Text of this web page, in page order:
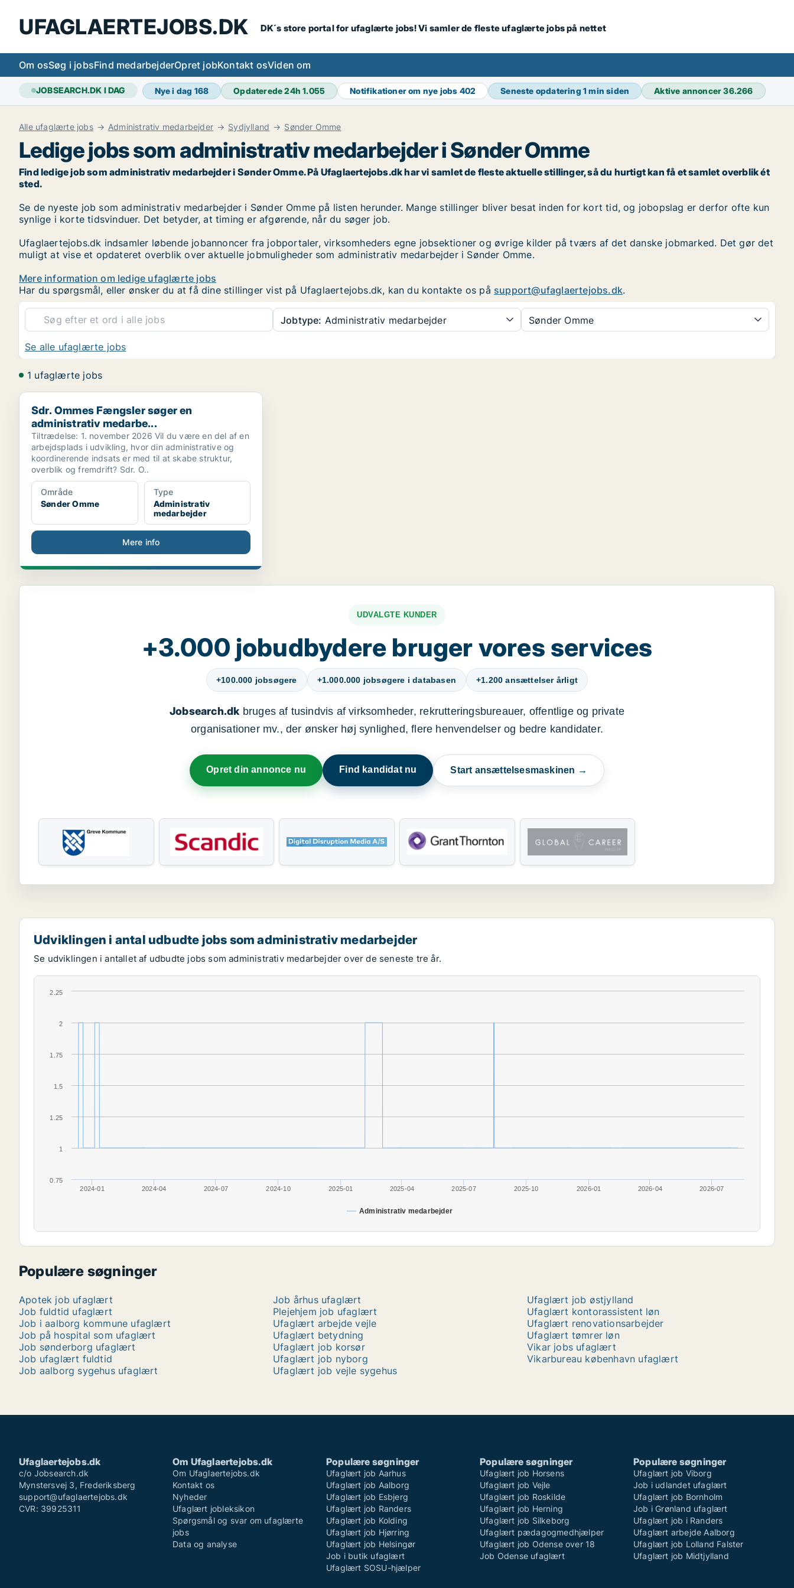
UFAGLAERTEJOBS.DK DK´s store portal for ufaglærte jobs! Vi samler de fleste ufaglærte jobs på nettet
Om osSøg i jobsFind medarbejderOpret jobKontakt osViden om
JOBSEARCH.DK I DAG Nye i dag 168 Opdaterede 24h1.055 Notifikationer om nye jobs 402 Seneste opdatering1 min siden Aktive annoncer36.266
Alle ufaglærte jobs Administrativ medarbejder Sydjylland Sønder Omme
Ledige jobs som administrativ medarbejder i Sønder Omme
Find ledige job som administrativ medarbejder i Sønder Omme. På Ufaglaertejobs.dk har vi samlet de fleste aktuelle stillinger, så du hurtigt kan få et samlet overblik ét
sted.
Se de nyeste job som administrativ medarbejder i Sønder Omme på listen herunder. Mange stillinger bliver besat inden for kort tid, og jobopslag er derfor ofte kun
synlige i korte tidsvinduer. Det betyder, at timing er afgørende, når du søger job.
Ufaglaertejobs.dk indsamler løbende jobannoncer fra jobportaler, virksomheders egne jobsektioner og øvrige kilder på tværs af det danske jobmarked. Det gør det
muligt at vise et opdateret overblik over aktuelle jobmuligheder som administrativ medarbejder i Sønder Omme.
Mere information om ledige ufaglærte jobs
Har du spørgsmål, eller ønsker du at få dine stillinger vist på Ufaglaertejobs.dk, kan du kontakte os på support@ufaglaertejobs.dk.
Jobtype: Administrativ medarbejder Sønder Omme
Se alle ufaglærte jobs
1 ufaglærte jobs
Sdr. Ommes Fængsler søger en administrativ medarbe...
Sdr. Ommes Fængsler søger en
administrativ medarbe...
Tiltrædelse: 1. november 2026 Vil du være en del af en
arbejdsplads i udvikling, hvor din administrative og
koordinerende indsats er med til at skabe struktur,
overblik og fremdrift? Sdr. O..
Område
Sønder Omme
Type
Administrativ
medarbejder
Mere info
UDVALGTE KUNDER
+3.000 jobudbydere bruger vores services
+100.000 jobsøgere +1.000.000 jobsøgere i databasen +1.200 ansættelser årligt
Jobsearch.dkbruges af tusindvis af virksomheder, rekrutteringsbureauer, offentlige og private
organisationer mv., der ønsker høj synlighed, flere henvendelser og bedre kandidater.
Opret din annonce nu Find kandidat nu Start ansættelsesmaskinen →
Udviklingen i antal udbudte jobs som administrativ medarbejder
Se udviklingen i antallet af udbudte jobs som administrativ medarbejder over de seneste tre år.
Administrativ medarbejder
2024-01 2024-04 2024-07 2024-10 2025-01 2025-04 2025-07 2025-10 2026-01 2026-04 2026-07
1
2
0.75
1.25
1.5
1.75
2.25
Populære søgninger
Apotek job ufaglært
Job fuldtid ufaglært
Job i aalborg kommune ufaglært
Job på hospital som ufaglært
Job sønderborg ufaglært
Job ufaglært fuldtid
Job aalborg sygehus ufaglært
Job århus ufaglært
Plejehjem job ufaglært
Ufaglært arbejde vejle
Ufaglært betydning
Ufaglært job korsør
Ufaglært job nyborg
Ufaglært job vejle sygehus
Ufaglært job østjylland
Ufaglært kontorassistent løn
Ufaglært renovationsarbejder
Ufaglært tømrer løn
Vikar jobs ufaglært
Vikarbureau københavn ufaglært
Ufaglaertejobs.dk
c/o Jobsearch.dk
Mynstersvej 3, Frederiksberg
support@ufaglaertejobs.dk
CVR: 39925311
Om Ufaglaertejobs.dk
Om Ufaglaertejobs.dk
Kontakt os
Nyheder
Ufaglært jobleksikon
Spørgsmål og svar om ufaglærte
jobs
Data og analyse
Populære søgninger
Ufaglært job Aarhus
Ufaglært job Aalborg
Ufaglært job Esbjerg
Ufaglært job Randers
Ufaglært job Kolding
Ufaglært job Hjørring
Ufaglært job Helsingør
Job i butik ufaglært
Ufaglært SOSU-hjælper
Populære søgninger
Ufaglært job Horsens
Ufaglært job Vejle
Ufaglært job Roskilde
Ufaglært job Herning
Ufaglært job Silkeborg
Ufaglært pædagogmedhjælper
Ufaglært job Odense over 18
Job Odense ufaglært
Populære søgninger
Ufaglært job Viborg
Job i udlandet ufaglært
Ufaglært job Bornholm
Job i Grønland ufaglært
Ufaglært job i Randers
Ufaglært arbejde Aalborg
Ufaglært job Lolland Falster
Ufaglært job Midtjylland